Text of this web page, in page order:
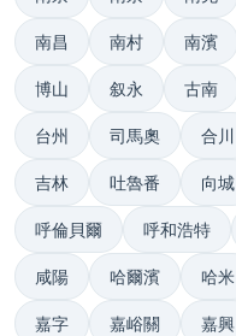
南昌 南村 南濱
博山 叙永 古南
台州 司馬奧 合川
吉林 吐魯番 向城
呼倫貝爾 呼和浩特
咸陽 哈爾濱 哈米
嘉字 嘉峪關 嘉興